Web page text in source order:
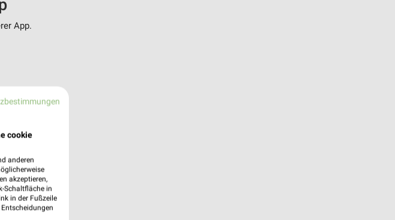
App.
cookie
anderen
akzeptieren,
Schaltfläche in
in der Fußzeile